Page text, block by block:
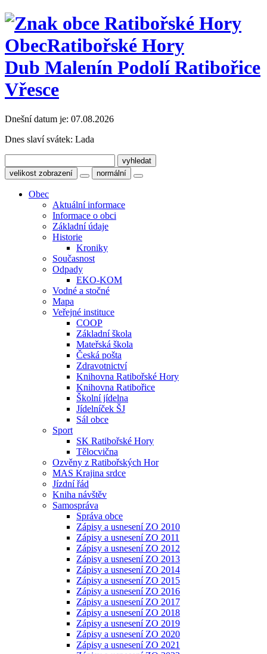
ObecRatibořské Hory
Dub Malenín Podolí Ratibořice
Vřesce
Dnešní datum je: 07.08.2026
Dnes slaví svátek: Lada
velikost zobrazení normální
Obec
Aktuální informace
Informace o obci
Základní údaje
Historie
Kroniky
Současnost
Odpady
EKO-KOM
Vodné a stočné
Mapa
Veřejné instituce
COOP
Základní škola
Mateřská škola
Česká pošta
Zdravotnictví
Knihovna Ratibořské Hory
Knihovna Ratibořice
Školní jídelna
Jídelníček ŠJ
Sál obce
Sport
SK Ratibořské Hory
Tělocvična
Ozvěny z Ratibořských Hor
MAS Krajina srdce
Jízdní řád
Kniha návštěv
Samospráva
Správa obce
Zápisy a usnesení ZO 2010
Zápisy a usnesení ZO 2011
Zápisy a usnesení ZO 2012
Zápisy a usnesení ZO 2013
Zápisy a usnesení ZO 2014
Zápisy a usnesení ZO 2015
Zápisy a usnesení ZO 2016
Zápisy a usnesení ZO 2017
Zápisy a usnesení ZO 2018
Zápisy a usnesení ZO 2019
Zápisy a usnesení ZO 2020
Zápisy a usnesení ZO 2021